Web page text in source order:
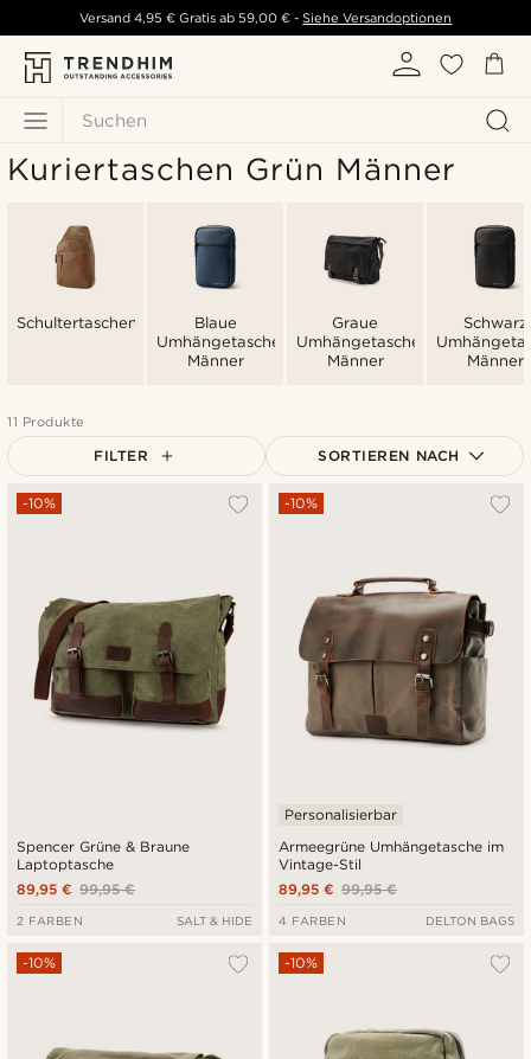
Suchen
Versand 4,95 € Gratis ab59,00 € - Siehe Versandoptionen
Kuriertaschen Grün Männer
Schultertaschen
Blaue
Umhängetaschen
Männer
Graue
Umhängetaschen
Männer
Schwarz
Männer
11 Produkte
FILTER SORTIEREN NACH
Am Beliebtesten
Höchster Preis
Spencer Grüne & Braune
Laptoptasche
-10%
99,95 €
89,95 €
2 FARBEN SALT & HIDE
Armeegrüne Umhängetasche im
Vintage-Stil
-10%
Personalisierbar
99,95 €
89,95 €
4 FARBEN DELTON BAGS
-10% -10%